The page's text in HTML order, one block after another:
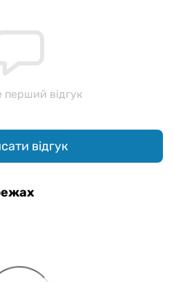
перший відгук
відгук